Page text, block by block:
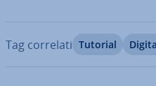
Tag correlati Tutorial